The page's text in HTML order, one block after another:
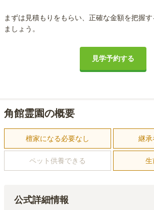
まずは見積もりをもらい、正確な金額を把握
ましょう。
見学予約する
角館霊園の概要
檀家になる必要なし 継承
ペット供養できる 生
公式詳細情報